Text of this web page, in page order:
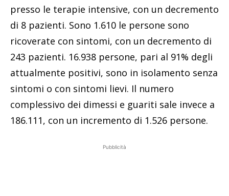
presso le terapie intensive, con un decremento
di 8 pazienti. Sono 1.610 le persone sono
ricoverate con sintomi, con un decremento di
243 pazienti. 16.938 persone, pari al 91% degli
attualmente positivi, sono in isolamento senza
sintomi o con sintomi lievi. Il numero
complessivo dei dimessi e guariti sale invece a
186.111, con un incremento di 1.526 persone.
Pubblicità